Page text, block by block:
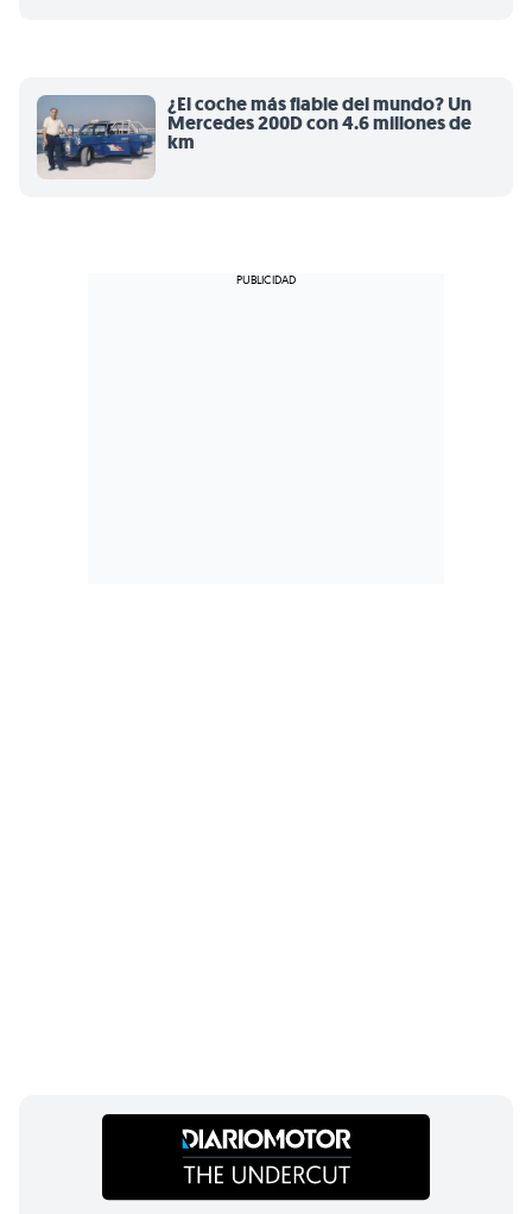
¿El coche más fiable del mundo? Un
Mercedes 200D con 4.6 millones de
km